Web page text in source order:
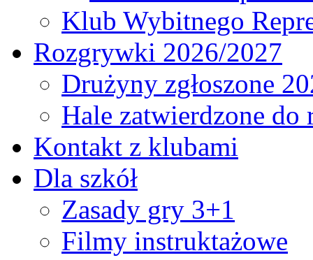
Klub Wybitnego
Rozgrywki 2026/2027
Drużyny zgłoszone
Hale zatwierdzone
Kontakt z klubami
Dla szkół
Zasady gry 3+1
Filmy instruktażowe